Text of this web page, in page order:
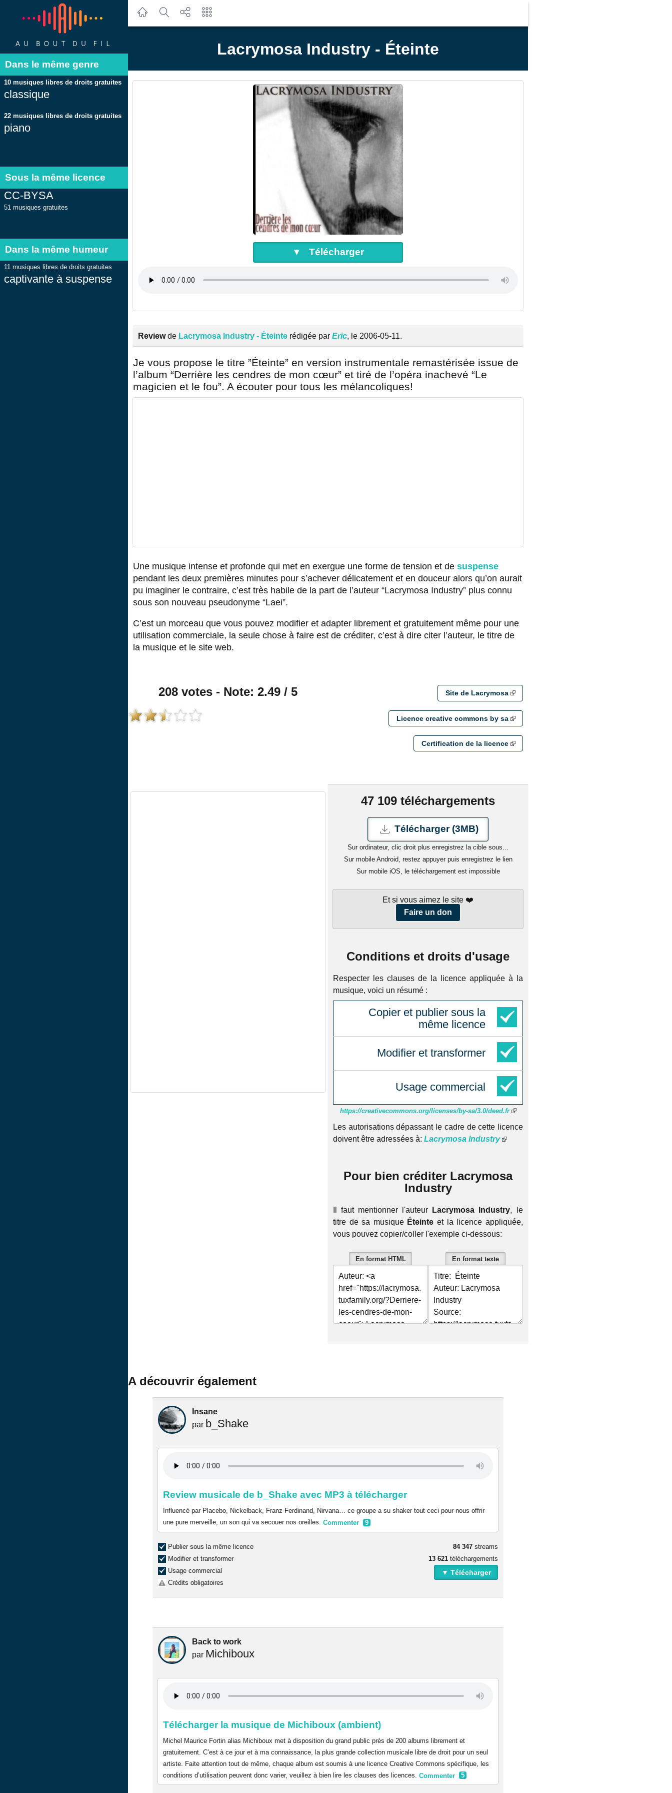
Dans le même genre
10 musiques libres de droits gratuites
classique
22 musiques libres de droits gratuites
piano
Sous la même licence
CC-BYSA
51 musiques gratuites
Dans la même humeur
11 musiques libres de droits gratuites
captivante à suspense
Lacrymosa Industry - Éteinte
▼ Télécharger
Reviewde Lacrymosa Industry - Éteinte rédigée par Eric, le 2006-05-11.
Je vous propose le titre ”Éteinte” en version instrumentale remastérisée issue de
l’album “Derrière les cendres de mon cœur” et tiré de l’opéra inachevé “Le
magicien et le fou”. A écouter pour tous les mélancoliques!
Une musique intense et profonde qui met en exergue une forme de tension et de suspense
pendant les deux premières minutes pour s’achever délicatement et en douceur alors qu’on aurait
pu imaginer le contraire, c’est très habile de la part de l’auteur “Lacrymosa Industry” plus connu
sous son nouveau pseudonyme “Laei”.
C’est un morceau que vous pouvez modifier et adapter librement et gratuitement même pour une
utilisation commerciale, la seule chose à faire est de créditer, c’est à dire citer l’auteur, le titre de
la musique et le site web.
208 votes - Note: 2.49 / 5 Site de Lacrymosa
Licence creative commons by sa
Certification de la licence
47 109 téléchargements
Télécharger (3MB)
Sur ordinateur, clic droit plus enregistrez la cible sous...
Sur mobile Android, restez appuyer puis enregistrez le lien
Sur mobile iOS, le téléchargement est impossible
Et si vous aimez le site ❤️
Faire un don
Conditions et droits d'usage
Respecter les clauses de la licence appliquée à la
musique, voici un résumé :
Copier et publier sous la
même licence
Modifier et transformer
Usage commercial
https://creativecommons.org/licenses/by-sa/3.0/deed.fr
Les autorisations dépassant le cadre de cette licence
doivent être adressées à: Lacrymosa Industry
Pour bien créditer Lacrymosa
Industry
Il faut mentionner l'auteur Lacrymosa Industry, le
titre de sa musique Éteinte et la licence appliquée,
vous pouvez copier/coller l'exemple ci-dessous:
En format HTML En format texte
A découvrir également
Insane
par b_Shake
Review musicale de b_Shake avec MP3 à télécharger
Influencé par Placebo, Nickelback, Franz Ferdinand, Nirvana… ce groupe a su shaker tout ceci pour nous offrir
une pure merveille, un son qui va secouer nos oreilles. Commenter 9
Publier sous la même licence
Modifier et transformer
Usage commercial
Crédits obligatoires
84 347 streams
13 621 téléchargements
▼ Télécharger
Back to work
par Michiboux
Télécharger la musique de Michiboux (ambient)
Michel Maurice Fortin alias Michiboux met à disposition du grand public près de 200 albums librement et
gratuitement. C’est à ce jour et à ma connaissance, la plus grande collection musicale libre de droit pour un seul
artiste. Faite attention tout de même, chaque album est soumis à une licence Creative Commons spécifique, les
conditions d’utilisation peuvent donc varier, veuillez à bien lire les clauses des licences. Commenter 5